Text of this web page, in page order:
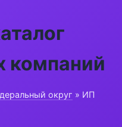
компаний
округ » ИП